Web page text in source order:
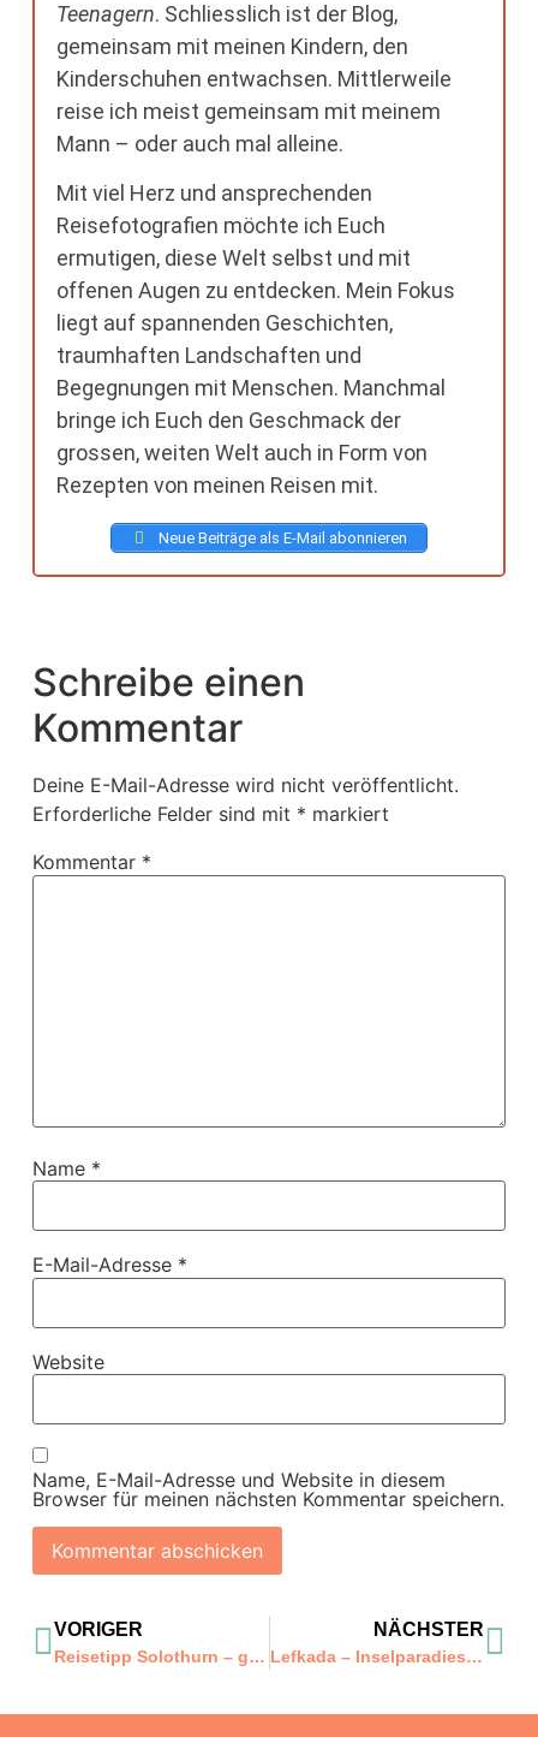
Teenagern. Schliesslich ist der Blog,
gemeinsam mit meinen Kindern, den
Kinderschuhen entwachsen. Mittlerweile
reise ich meist gemeinsam mit meinem
Mann – oder auch mal alleine.
Mit viel Herz und ansprechenden
Reisefotografien möchte ich Euch
ermutigen, diese Welt selbst und mit
offenen Augen zu entdecken. Mein Fokus
liegt auf spannenden Geschichten,
traumhaften Landschaften und
Begegnungen mit Menschen. Manchmal
bringe ich Euch den Geschmack der
grossen, weiten Welt auch in Form von
Rezepten von meinen Reisen mit.
Neue Beiträge als E-Mail abonnieren
Schreibe einen
Kommentar
Deine E-Mail-Adresse wird nicht veröffentlicht.
Erforderliche Felder sind mit * markiert
Kommentar *
Name *
E-Mail-Adresse *
Website
Name, E-Mail-Adresse und Website in diesem
Browser für meinen nächsten Kommentar speichern.
VORIGER
Reisetipp Solothurn – gemütliche Kleinstadt mit mondänem Touch
NÄCHSTER
Lefkada – Inselparadies im ionischen Meer- ein Meisterwerk aus Grün- und Blautönen